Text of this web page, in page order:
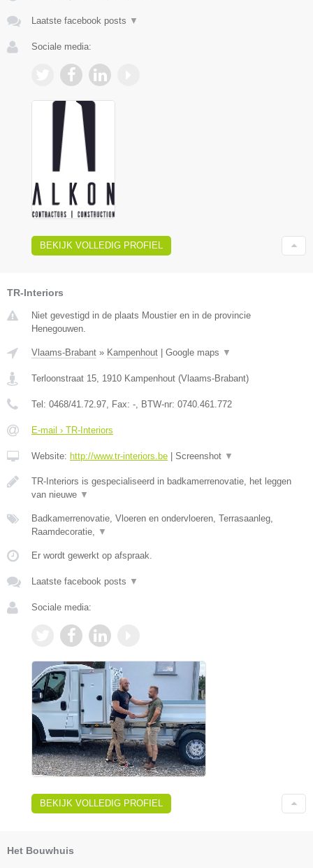
Laatste facebook posts ▼
Sociale media:
BEKIJK VOLLEDIG PROFIEL
TR-Interiors
Niet gevestigd in de plaats Moustier en in de provincie
Henegouwen.
Vlaams-Brabant » Kampenhout Google maps ▼
Terloonstraat 15 1910 Kampenhout (Vlaams-Brabant)
Tel: 0468/41.72.97 , Fax: - , BTW-nr: 0740.461.772
E-mail › TR-Interiors
Website: http://www.tr-interiors.be Screenshot ▼
TR-Interiors is gespecialiseerd in badkamerrenovatie, het leggen
van nieuwe ▼
Badkamerrenovatie, Vloeren en ondervloeren, Terrasaanleg,
Raamdecoratie,
▼
Er wordt gewerkt op afspraak.
Laatste facebook posts ▼
Sociale media:
BEKIJK VOLLEDIG PROFIEL
Het Bouwhuis